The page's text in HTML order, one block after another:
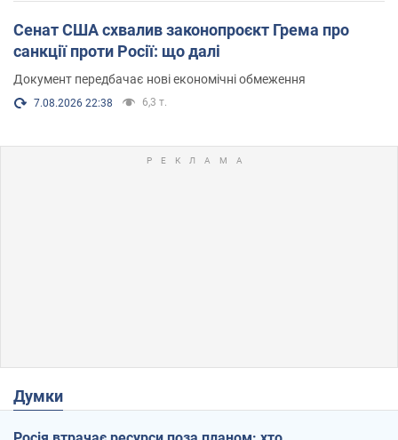
Сенат США схвалив законопроєкт Грема про
санкції проти Росії: що далі
Документ передбачає нові економічні обмеження
7.08.2026 22:38 6,3 т.
Думки